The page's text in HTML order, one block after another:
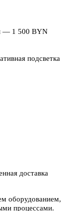
— 1 500 BYN
подсветка
доставка
оборудованием,
процессами.